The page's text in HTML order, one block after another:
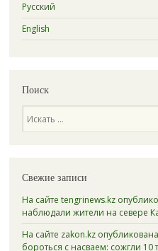
Русский
English
Поиск
Свежие записи
На сайте tengrinews.kz
наблюдали жители на севере
На сайте zakon.kz
бороться с насваем: сожгли 10